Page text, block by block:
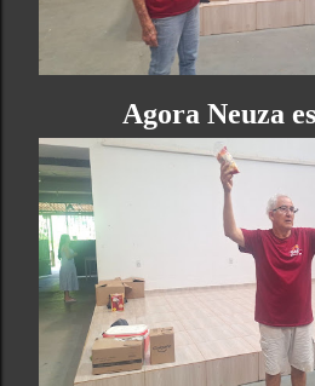
Agora Neuza